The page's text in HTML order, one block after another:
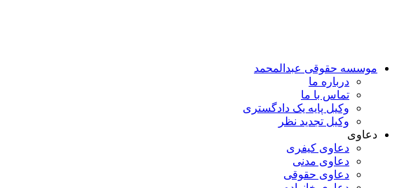
موسسه حقوقی عبدالمحمد
درباره ما
تماس با ما
وکیل پایه یک دادگستری
وکیل تجدید نظر
دعاوی
دعاوی کیفری
دعاوی مدنی
دعاوی حقوقی